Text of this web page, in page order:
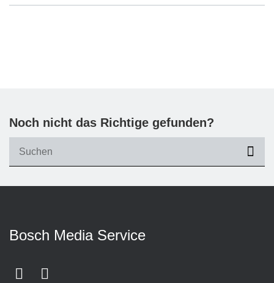
Noch nicht das Richtige gefunden?
Bosch Media Service